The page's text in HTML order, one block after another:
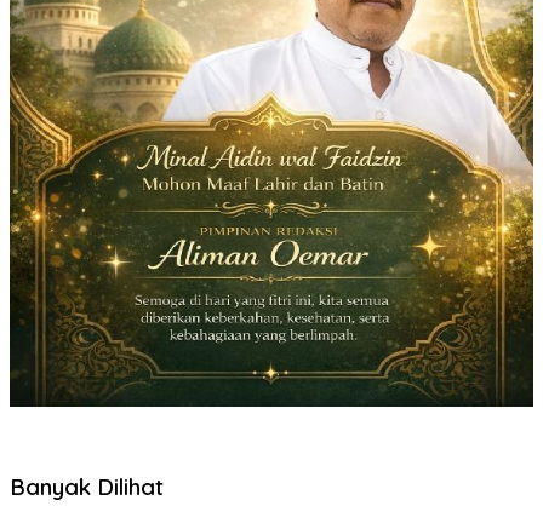
Banyak Dilihat